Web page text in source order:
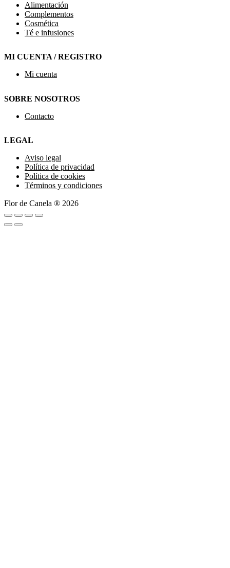
Alimentación
Complementos
Cosmética
Té e infusiones
MI CUENTA / REGISTRO
Mi cuenta
SOBRE NOSOTROS
Contacto
LEGAL
Aviso legal
Política de privacidad
Política de cookies
Términos y condiciones
Flor de Canela ® 2026